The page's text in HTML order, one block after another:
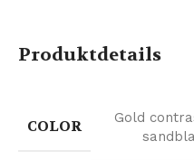
Produktdetails
COLOR Gold